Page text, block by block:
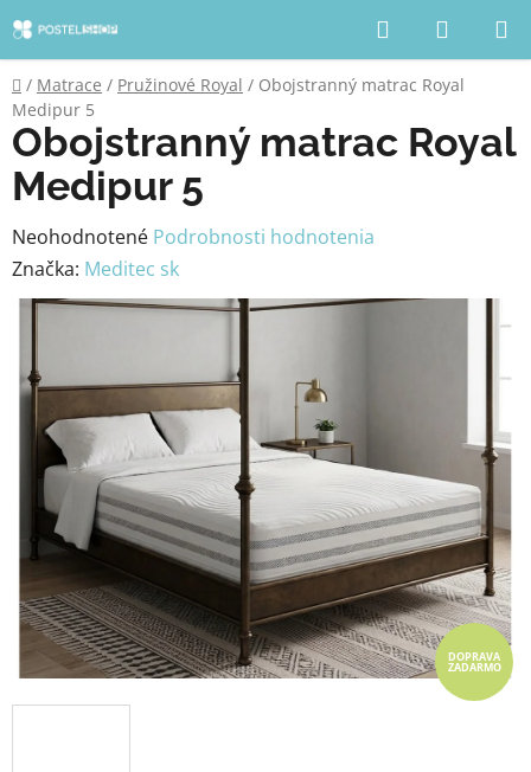
na
obsah
Hľadať
KOŠÍK
Domov
/ Matrace / Pružinové Royal / Obojstranný matrac Royal
Medipur 5
Obojstranný matrac Royal
Medipur 5
Priemerné
hodnotenie
produktu
0,0
hviezdičiek.
Neohodnotené Podrobnosti hodnotenia
Značka: Meditec sk
DOPRAVA
ZADARMO